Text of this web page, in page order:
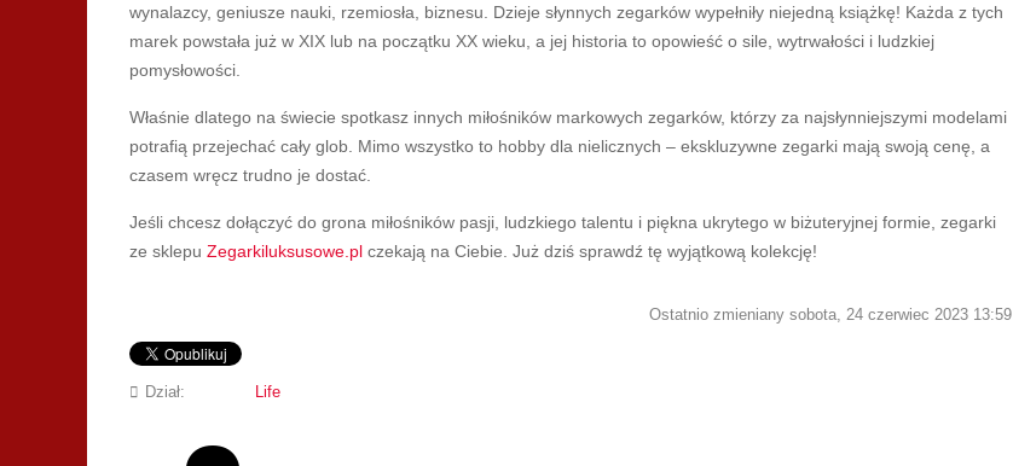
wynalazcy, geniusze nauki, rzemiosła, biznesu. Dzieje słynnych zegarków wypełniły niejedną książkę! Każda z tych
marek powstała już w XIX lub na początku XX wieku, a jej historia to opowieść o sile, wytrwałości i ludzkiej
pomysłowości.
Właśnie dlatego na świecie spotkasz innych miłośników markowych zegarków, którzy za najsłynniejszymi modelami
potrafią przejechać cały glob. Mimo wszystko to hobby dla nielicznych – ekskluzywne zegarki mają swoją cenę, a
czasem wręcz trudno je dostać.
Jeśli chcesz dołączyć do grona miłośników pasji, ludzkiego talentu i piękna ukrytego w biżuteryjnej formie, zegarki
ze sklepu Zegarkiluksusowe.pl czekają na Ciebie. Już dziś sprawdź tę wyjątkową kolekcję!
Ostatnio zmieniany sobota, 24 czerwiec 2023 13:59
Dział: Life